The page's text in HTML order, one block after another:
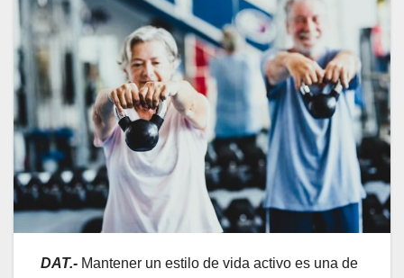
DAT.- Mantener un estilo de vida activo es una de